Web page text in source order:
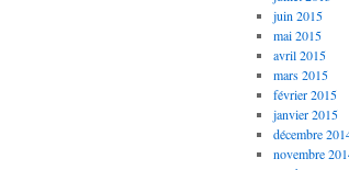
juin 2015
mai 2015
avril 2015
mars 2015
février 2015
janvier 2015
décembre
novembre